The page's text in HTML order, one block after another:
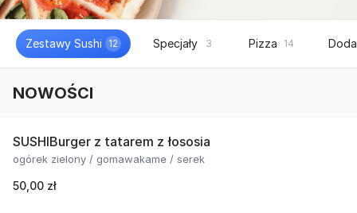
Zestawy Sushi 12 Specjały 3 Pizza 14
NOWOŚCI
SUSHIBurger z tatarem z łososia
ogórek zielony / gomawakame / serek
50,00 zł